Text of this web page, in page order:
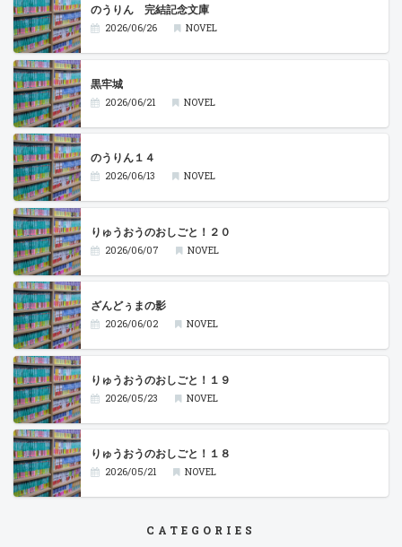
のうりん 完結記念文庫
2026/06/26 NOVEL
黒牢城
2026/06/21 NOVEL
のうりん１４
2026/06/13 NOVEL
りゅうおうのおしごと！２０
2026/06/07 NOVEL
ざんどぅまの影
2026/06/02 NOVEL
りゅうおうのおしごと！１９
2026/05/23 NOVEL
りゅうおうのおしごと！１８
2026/05/21 NOVEL
CATEGORIES